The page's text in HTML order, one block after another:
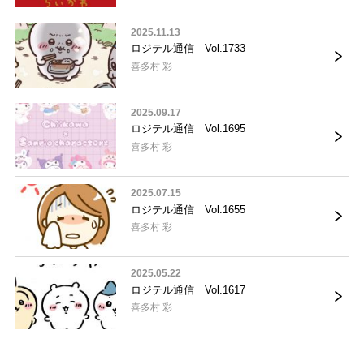
2025.11.13
ロジテル通信 Vol.1733
喜多村 彩
2025.09.17
ロジテル通信 Vol.1695
喜多村 彩
2025.07.15
ロジテル通信 Vol.1655
喜多村 彩
2025.05.22
ロジテル通信 Vol.1617
喜多村 彩